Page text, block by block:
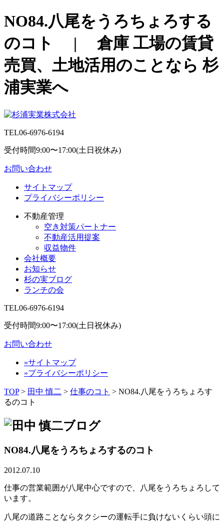
NO84.八尾をうろちょろする
のコト | 倉庫 工場の賃貸
売買、土地活用のことなら 杉
浦実業へ
TEL06-6976-6194
受付時間9:00〜17:00(土日祝休み)
お問い合わせ
サイトマップ
プライバシーポリシー
不動産管理
空き対策パートナー
不動産活用提案
収益物件
会社概要
お知らせ
杉の実ブログ
ランチの会
TEL06-6976-6194
受付時間9:00〜17:00(土日祝休み)
お問い合わせ
»サイトマップ
»プライバシーポリシー
TOP> 田中 慎二 > 仕事のコト > NO84.八尾をうろちょろす
るのコト
NO84.八尾をうろちょろするのコト
2012.07.10
仕事の営業範囲が八尾中心ですので、八尾をうろちょろして
います。
八尾の道路ことならタクシーの運転手に負けないくらい頭に